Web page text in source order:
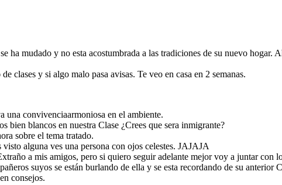
ha mudado y no esta acostumbrada a las tradiciones de su nuevo hogar.
clases y si algo malo pasa avisas. Te veo en casa en 2 semanas.
una convivenciaarmoniosa en el ambiente.
bien blancos en nuestra Clase ¿Crees que sera inmigrante?
sobre el tema tratado.
alguna ves una persona con ojos celestes. JAJAJA
a mis amigos, pero si quiero seguir adelante mejor voy a juntar con
suyos se están burlando de ella y se esta recordando de su
consejos.